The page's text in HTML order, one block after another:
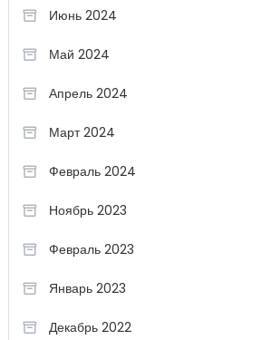
Июнь 2024
Май 2024
Апрель 2024
Март 2024
Февраль 2024
Ноябрь 2023
Февраль 2023
Январь 2023
Декабрь 2022